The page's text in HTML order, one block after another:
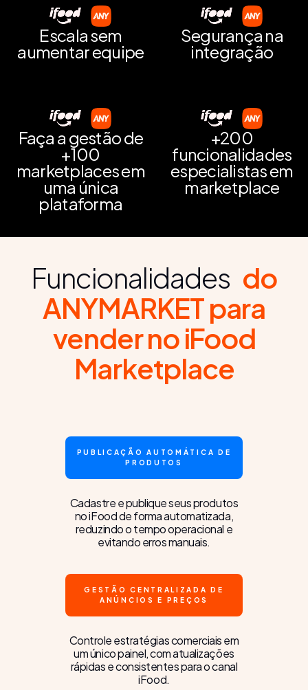
Escala sem
aumentar equipe
Segurança na
integração
Faça a gestão de
+100
marketplaces em
uma única
plataforma
+200
funcionalidades
especialistas em
marketplace
Funcionalidades do
ANYMARKET para
vender no iFood
Marketplace
PUBLICAÇÃO AUTOMÁTICA DE
PRODUTOS
Cadastre e publique seus produtos
no iFood de forma automatizada,
reduzindo o tempo operacional e
evitando erros manuais.
GESTÃO CENTRALIZADA DE
ANÚNCIOS E PREÇOS
Controle estratégias comerciais em
um único painel, com atualizações
rápidas e consistentes para o canal
iFood.